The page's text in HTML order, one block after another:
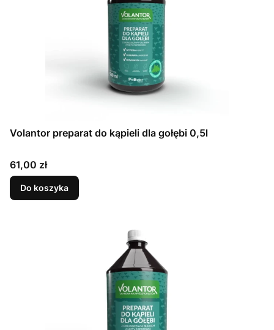
Volantor preparat do kąpieli dla gołębi 0,5l
Cena
61,00 zł
Do koszyka